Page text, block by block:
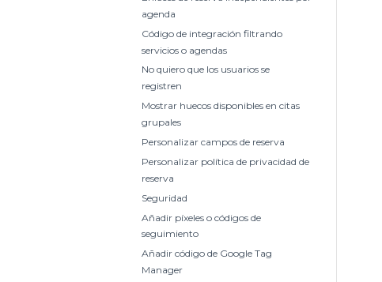
agenda
Código de integración filtrando
servicios o agendas
No quiero que los usuarios se
registren
Mostrar huecos disponibles en citas
grupales
Personalizar campos de reserva
Personalizar política de privacidad de
reserva
Seguridad
Añadir píxeles o códigos de
seguimiento
Añadir código de Google Tag
Manager